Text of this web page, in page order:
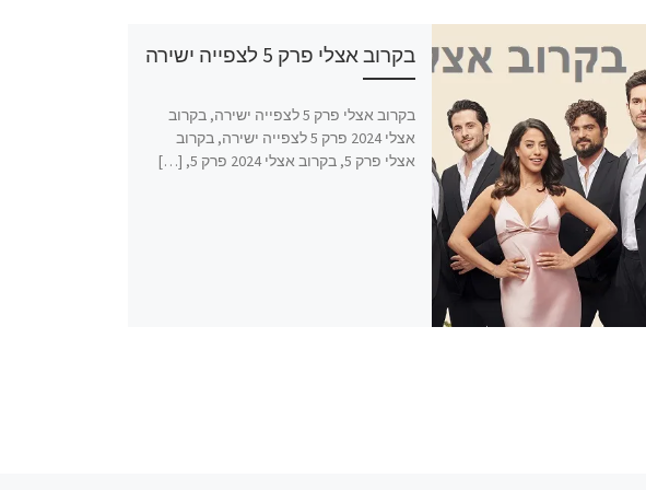
בקרוב אצלי פרק 5 לצפייה ישירה
בקרוב אצלי פרק 5 לצפייה ישירה, בקרוב
אצלי 2024 פרק 5 לצפייה ישירה, בקרוב
אצלי פרק 5, בקרוב אצלי 2024 פרק 5, […]